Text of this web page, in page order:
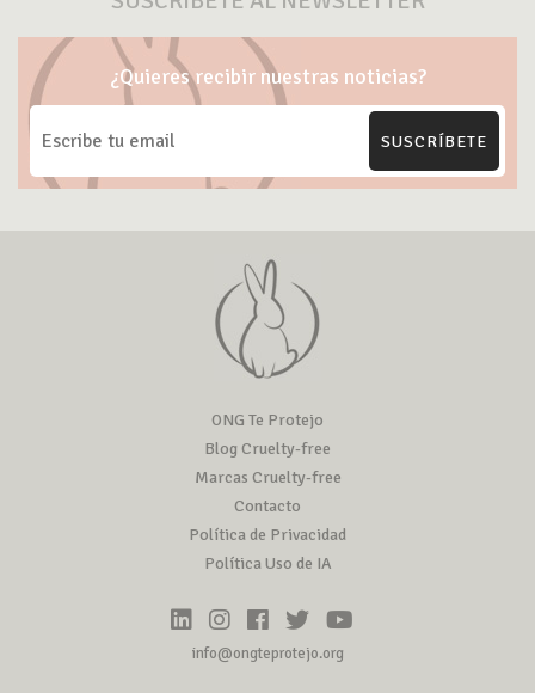
¿Quieres recibir nuestras noticias?
SUSCRÍBETE
ONG Te Protejo
Blog Cruelty-free
Marcas Cruelty-free
Contacto
Política de Privacidad
Política Uso de IA
info@ongteprotejo.org